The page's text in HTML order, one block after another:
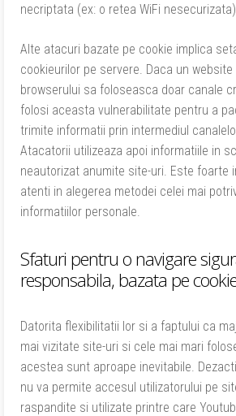
necriptata (ex: o retea WiFi nesecurizata).
Alte atacuri bazate pe cookie implica
cookieurilor pe servere. Daca un
browserului sa foloseasca doar canale
folosi aceasta vulnerabilitate pentru a
trimite informatii prin intermediul
Atacatorii utilizeaza apoi informatiile in
neautorizat anumite site-uri. Este foarte
atenti in alegerea metodei celei mai
informatiilor personale.
Sfaturi pentru o navigare
responsabila, bazata pe
Datorita flexibilitatii lor si a faptului ca
mai vizitate site-uri si cele mai mari
acestea sunt aproape inevitabile.
nu va permite accesul utilizatorului pe
raspandite si utilizate printre care